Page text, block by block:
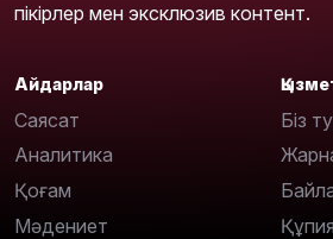
пікірлер мен эксклюзив контент.
Айдарлар
Саясат
Аналитика
Қоғам
Мәдениет
Біз